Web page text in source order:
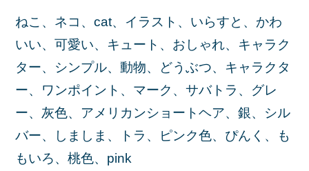
ねこ、ネコ、cat、イラスト、いらすと、かわ
いい、可愛い、キュート、おしゃれ、キャラク
ター、シンプル、動物、どうぶつ、キャラクタ
ー、ワンポイント、マーク、サバトラ、グレ
ー、灰色、アメリカンショートヘア、銀、シル
バー、しましま、トラ、ピンク色、ぴんく、も
もいろ、桃色、pink